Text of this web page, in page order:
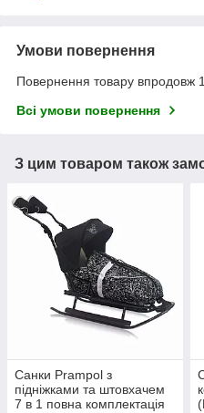
Умови повернення
Повернення товару впродовж
Всі умови повернення
З цим товаром також
Санки Prampol з
підніжками та штовхачем
7 в 1 повна комплектація